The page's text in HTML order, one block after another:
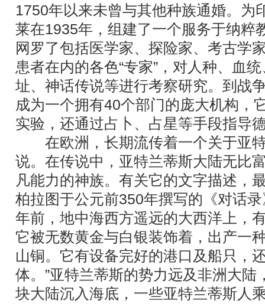
1750年以来未曾与其他种族通婚。为
莱在1935年，组建了一个服务于纳粹
网罗了包括医学家、探险家、考古学
患者在内的各色“专家”，对人种、血
址、神话传说等进行考察研究。到战
成为一个拥有40个部门的庞大机构，
实验，还通过占卜、占星等手段指导
在欧洲，长期流传着一个关于亚特
说。在传说中，亚特兰蒂斯大陆无比
凡能力的神族。有关它的文字描述，
柏拉图于公元前350年撰写的《对话
年前，地中海西方遥远的大西洋上，
它被无数黄金与白银装饰着，出产
山铜。它有设备完好的港口及船只，
体。”亚特兰蒂斯的势力远及非洲大陆
块大陆沉入海底，一些亚特兰蒂斯人